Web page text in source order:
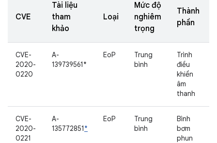
CVE
Tài liệu
tham
khảo
Loại
Mức độ
nghiêm
trọng
Thành
phần
CVE-
2020-
0220
A-
139739561*
EoP
Trung
bình
Trình
điều
khiển
âm
thanh
CVE-
2020-
0221
A-
135772851*
EoP
Trung
bình
Bình
bơm
phun